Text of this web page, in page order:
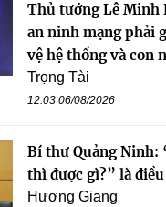
Thủ tướng Lê Minh
an ninh mạng phải
vệ hệ thống và con
Trọng Tài
12:03 06/08/2026
Bí thư Quảng Ninh:
thì được gì?” là
Hương Giang